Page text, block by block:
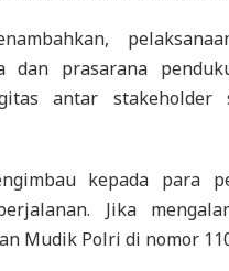
dan prasarana
antar stakeholder
kepada para
Jika
Mudik Polri di nomor